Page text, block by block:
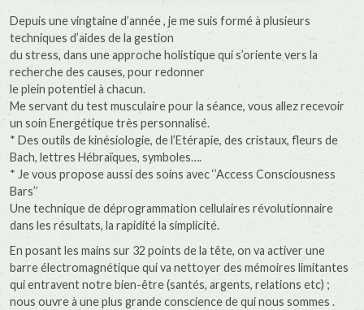
Depuis une vingtaine d’année , je me suis formé à plusieurs
techniques d’aides de la gestion
du stress, dans une approche holistique qui s’oriente vers la
recherche des causes, pour redonner
le plein potentiel à chacun.
Me servant du test musculaire pour la séance, vous allez recevoir
un soin Energétique très personnalisé.
* Des outils de kinésiologie, de l’Etérapie, des cristaux, fleurs de
Bach, lettres Hébraïques, symboles….
* Je vous propose aussi des soins avec ‘’Access Consciousness
Bars’’
Une technique de déprogrammation cellulaires révolutionnaire
dans les résultats, la rapidité la simplicité.
En posant les mains sur 32 points de la tête, on va activer une
barre électromagnétique qui va nettoyer des mémoires limitantes
qui entravent notre bien-être (santés, argents, relations etc) ;
nous ouvre à une plus grande conscience de qui nous sommes .